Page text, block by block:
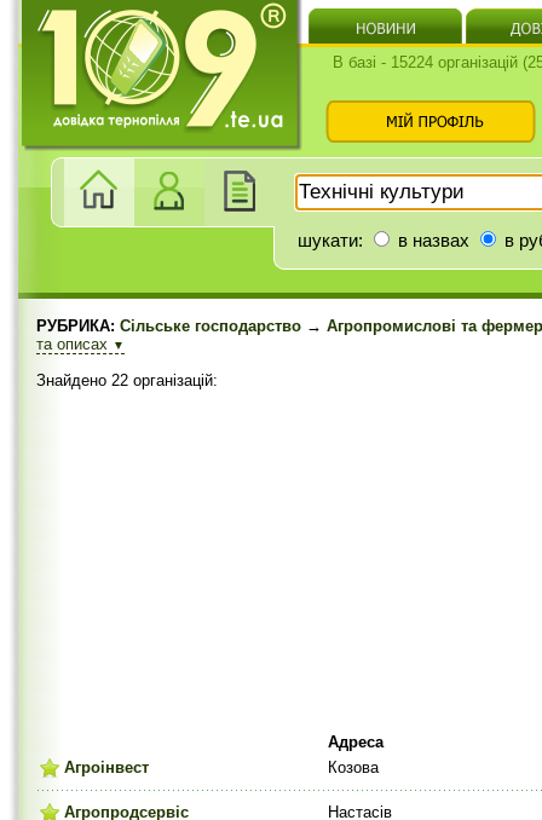
В базі - 15224 організацій
шукати: в назвах в
РУБРИКА: Сільське господарство → Агропромислові та
та описах ▼
Знайдено 22 організацій:
Адреса
Агроінвест
Козова
Агропродсервіс Настасів